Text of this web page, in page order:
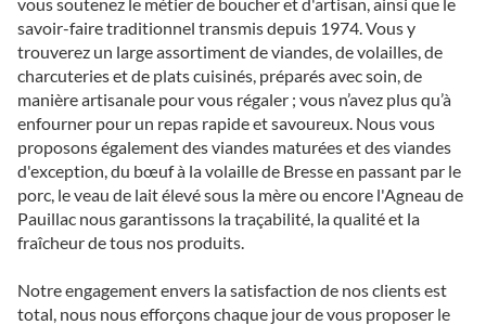
savoir-faire traditionnel transmis depuis 1974. Vous y
trouverez un large assortiment de viandes, de volailles, de
charcuteries et de plats cuisinés, préparés avec soin, de
manière artisanale pour vous régaler ; vous n’avez plus qu’à
enfourner pour un repas rapide et savoureux. Nous vous
proposons également des viandes maturées et des viandes
d'exception, du bœuf à la volaille de Bresse en passant par le
porc, le veau de lait élevé sous la mère ou encore l'Agneau de
Pauillac nous garantissons la traçabilité, la qualité et la
fraîcheur de tous nos produits.
Notre engagement envers la satisfaction de nos clients est
total, nous nous efforçons chaque jour de vous proposer le